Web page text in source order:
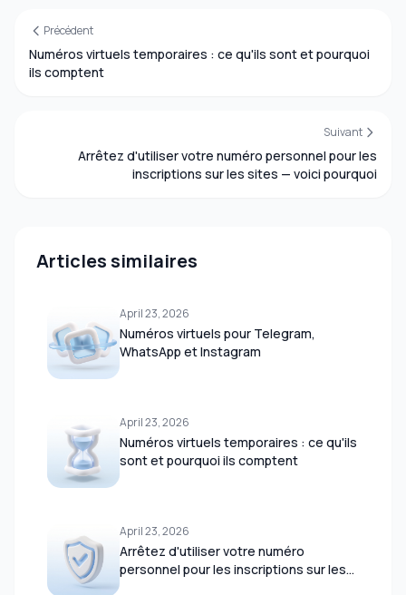
Précédent
Numéros virtuels temporaires : ce qu'ils sont et pourquoi
ils comptent
Suivant
Arrêtez d'utiliser votre numéro personnel pour les
inscriptions sur les sites — voici pourquoi
Articles similaires
April 23, 2026
Numéros virtuels pour Telegram,
WhatsApp et Instagram
April 23, 2026
Numéros virtuels temporaires : ce qu'ils
sont et pourquoi ils comptent
April 23, 2026
Arrêtez d'utiliser votre numéro
personnel pour les inscriptions sur les